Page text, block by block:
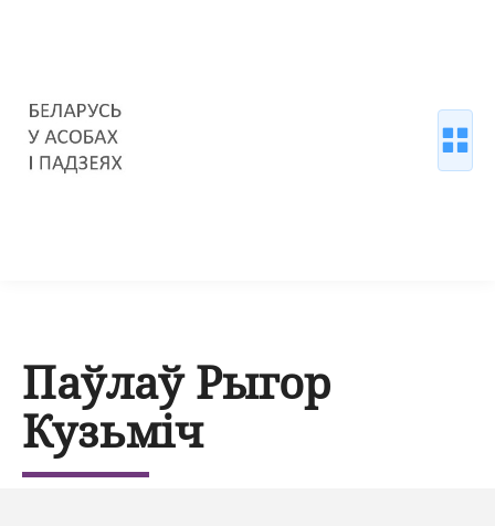
Паўлаў Рыгор
Кузьміч